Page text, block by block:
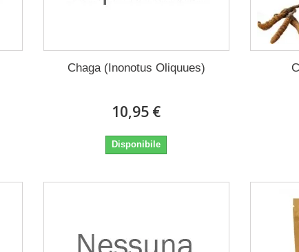
Chaga (Inonotus Oliquues)
10,95 €
Disponibile